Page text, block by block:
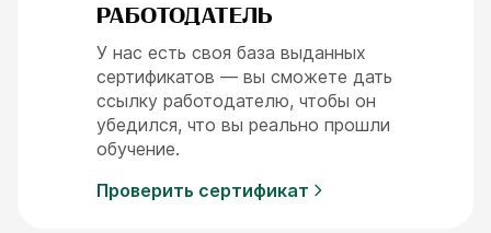
РАБОТОДАТЕЛЬ
У нас есть своя база выданных
сертификатов — вы сможете дать
ссылку работодателю, чтобы он
убедился, что вы реально прошли
обучение.
Проверить сертификат